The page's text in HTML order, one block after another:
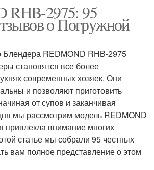
RHB-2975: 95
о Погружной
Блендера REDMOND RHB-2975
становятся все более
современных хозяек. Они
и позволяют приготовить
от супов и заканчивая
мы рассмотрим модель REDMOND
привлекла внимание многих
статье мы собрали 95 честных
вам полное представление о этом